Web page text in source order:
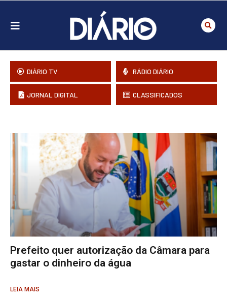
DIÁRIO TV RÁDIO DIÁRIO
JORNAL DIGITAL CLASSIFICADOS
Prefeito quer autorização da Câmara para
gastar o dinheiro da água
LEIA MAIS